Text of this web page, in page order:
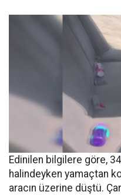
Edinilen bilgilere göre,
halindeyken yamaçtan
aracın üzerine düştü.